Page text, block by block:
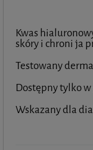
Kwas
skóry i chroni ja
Testowany
Dostępny tylko
Wskazany dla